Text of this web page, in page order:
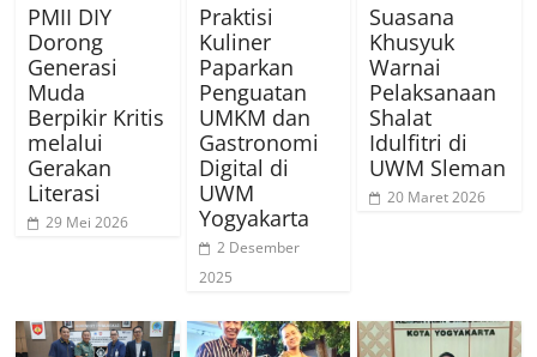
PMII DIY
Dorong
Generasi
Muda
Berpikir Kritis
melalui
Gerakan
Literasi
29 Mei 2026
Praktisi
Kuliner
Paparkan
Penguatan
UMKM dan
Gastronomi
Digital di
UWM
Yogyakarta
2 Desember
2025
Suasana
Khusyuk
Warnai
Pelaksanaan
Shalat
Idulfitri di
UWM Sleman
20 Maret 2026